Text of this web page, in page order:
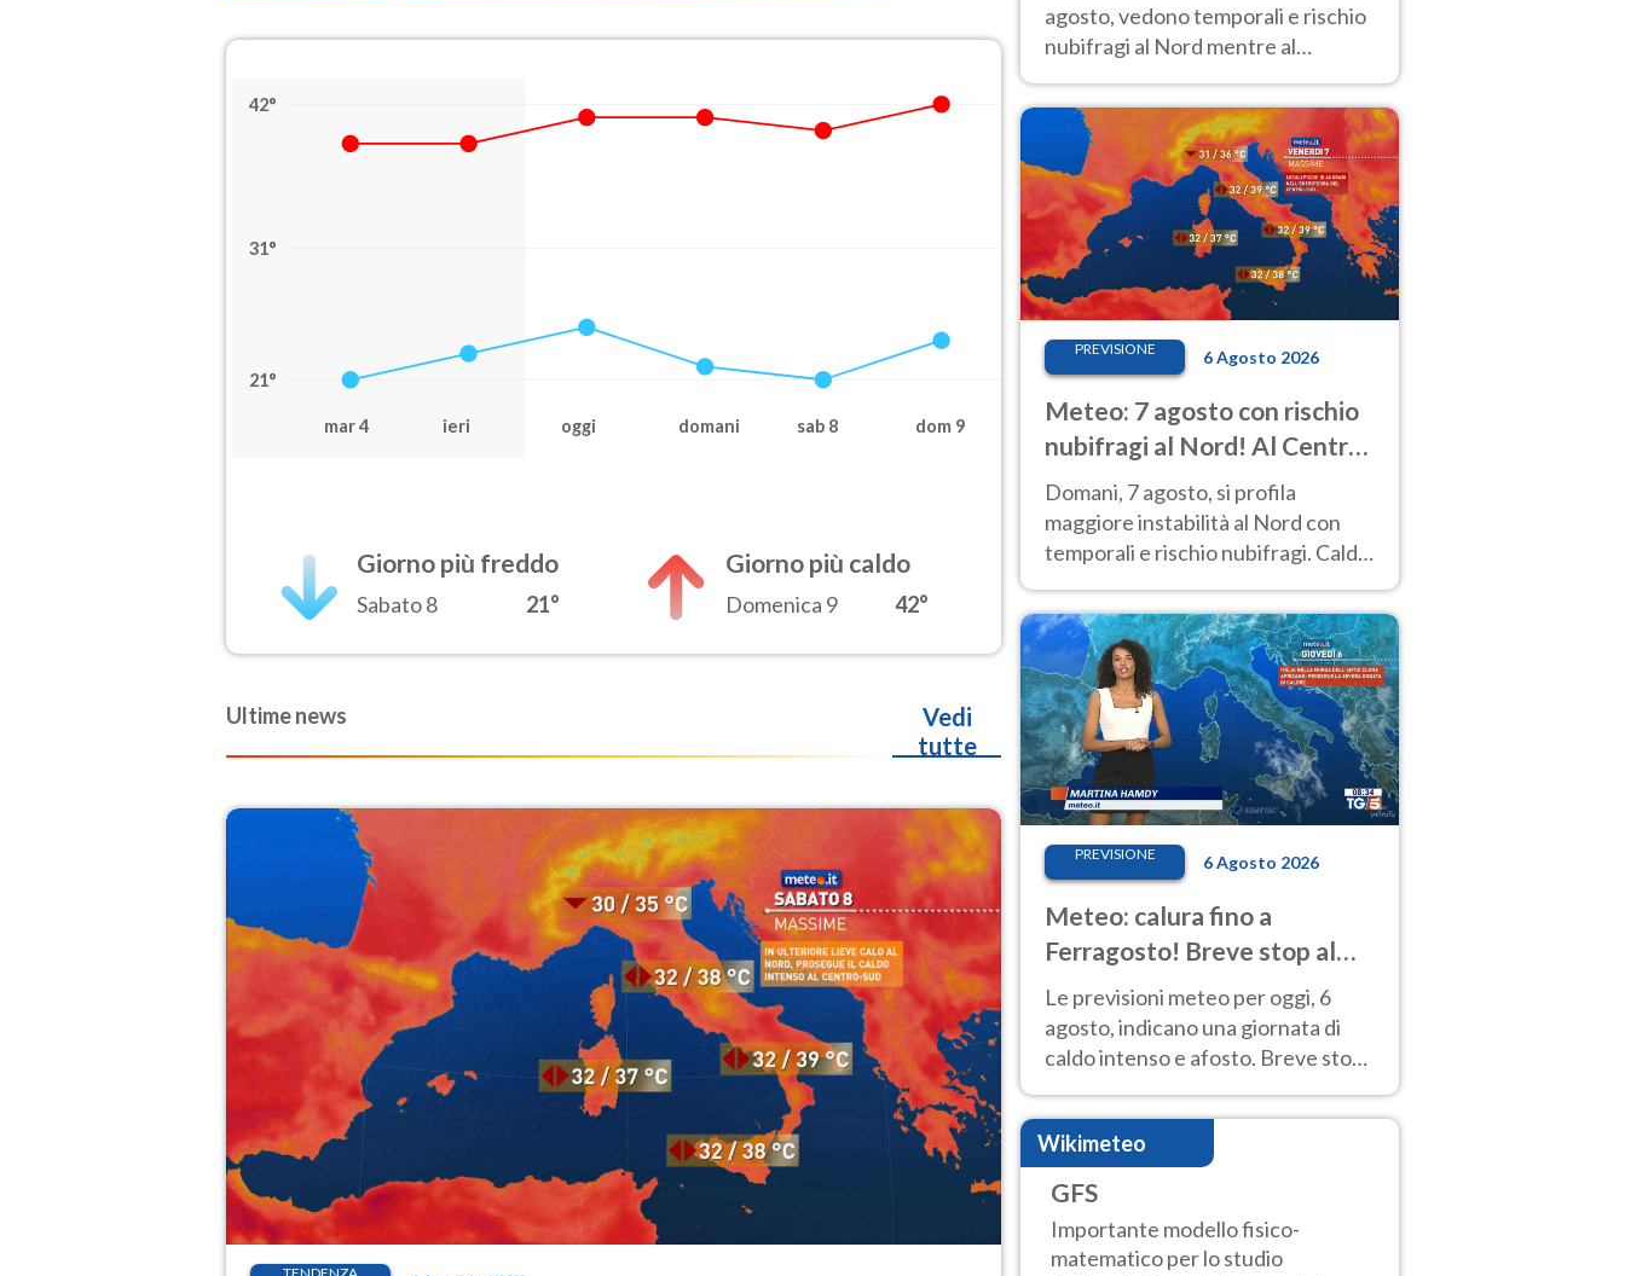
42°
31°
21°
mar 4 ieri oggi domani sab 8 dom 9
Giorno più freddo
Sabato 8 21°
Giorno più caldo
Domenica 9 42°
Ultime news
Vedi
tutte
agosto, vedono temporali e rischio
nubifragi al Nord mentre al
molto intenso.
PREVISIONE 6 Agosto 2026
Meteo: 7 agosto con rischio
nubifragi al Nord! Al Centro-
Sud caldo estremo
Domani, 7 agosto, si profila
maggiore instabilità al Nord con
temporali e rischio nubifragi. Caldo
previsioni.
PREVISIONE 6 Agosto 2026
Meteo: calura fino a
Ferragosto! Breve stop al
Nord tra 7 e 9 agosto
Le previsioni meteo per oggi, 6
agosto, indicano una giornata di
caldo intenso e afosto. Breve stop
all'Anticiclone solo sulle regioni del
Nord.
Wikimeteo
GFS
Importante modello fisico-
matematico per lo studio